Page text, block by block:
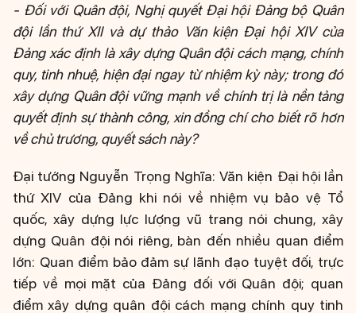
- Đối với Quân đội, Nghị quyết Đại hội Đảng bộ Quân
đội lần thứ XII và dự thảo Văn kiện Đại hội XIV của
Đảng xác định là xây dựng Quân đội cách mạng, chính
quy, tinh nhuệ, hiện đại ngay từ nhiệm kỳ này; trong đó
xây dựng Quân đội vững mạnh về chính trị là nền tảng
quyết định sự thành công, xin đồng chí cho biết rõ hơn
về chủ trương, quyết sách này?
Đại tướng Nguyễn Trọng Nghĩa: Văn kiện Đại hội lần
thứ XIV của Đảng khi nói về nhiệm vụ bảo vệ Tổ
quốc, xây dựng lực lượng vũ trang nói chung, xây
dựng Quân đội nói riêng, bàn đến nhiều quan điểm
lớn: Quan điểm bảo đảm sự lãnh đạo tuyệt đối, trực
tiếp về mọi mặt của Đảng đối với Quân đội; quan
điểm xây dựng quân đội cách mạng chính quy tinh